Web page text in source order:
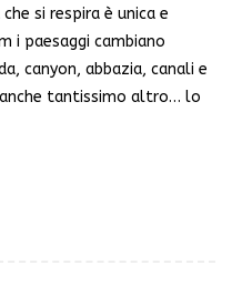
si respira è unica e
i paesaggi cambiano
canyon, abbazia, canali e
tantissimo altro… lo